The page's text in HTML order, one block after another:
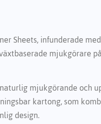
Sheets, infunderade
mjukgörare
mjukgörande och
kartong, som
design.